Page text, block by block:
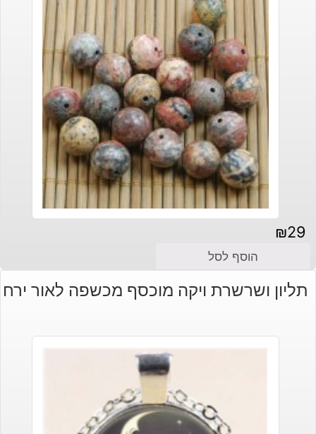
₪29
הוסף לסל
תליון ושרשרת ויקה מוכסף מכשפה לאור ירח